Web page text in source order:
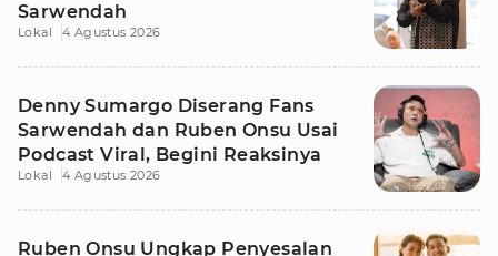
Sarwendah
Lokal 4 Agustus 2026
Denny Sumargo Diserang Fans
Sarwendah dan Ruben Onsu Usai
Podcast Viral, Begini Reaksinya
Lokal 4 Agustus 2026
Ruben Onsu Ungkap Penyesalan